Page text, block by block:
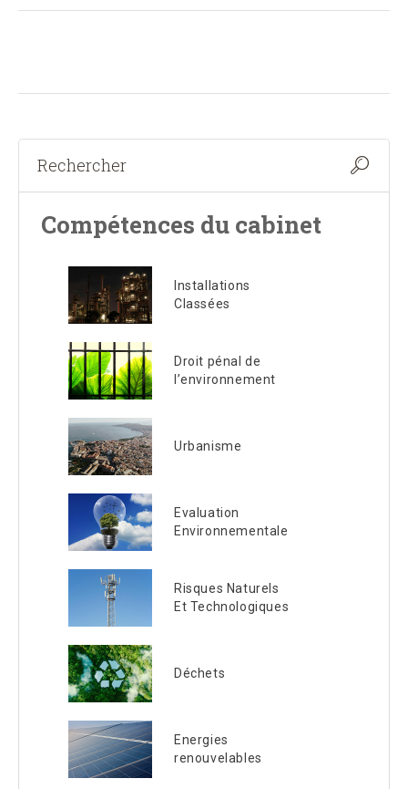
Compétences du cabinet
Installations
Classées
Droit pénal de
l’environnement
Urbanisme
Evaluation
Environnementale
Risques Naturels
Et Technologiques
Déchets
Energies
renouvelables